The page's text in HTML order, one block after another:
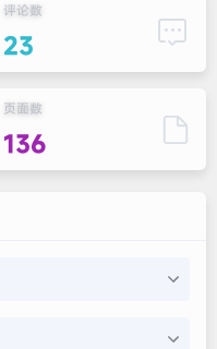
评论数
23
页面数
136